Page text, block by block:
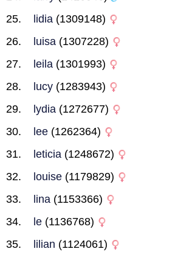
lidia (1309148)
luisa (1307228)
leila (1301993)
lucy (1283943)
lydia (1272677)
lee (1262364)
leticia (1248672)
louise (1179829)
lina (1153366)
le (1136768)
lilian (1124061)